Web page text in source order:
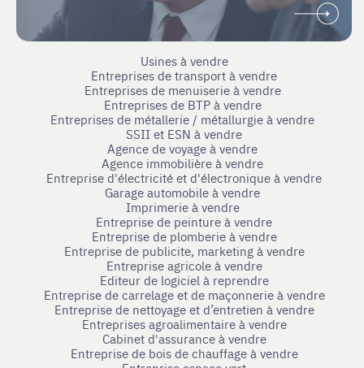
Usines à vendre
Entreprises de transport à vendre
Entreprises de menuiserie à vendre
Entreprises de BTP à vendre
Entreprises de métallerie / métallurgie à vendre
SSII et ESN à vendre
Agence de voyage à vendre
Agence immobilière à vendre
Entreprise d'électricité et d'électronique à vendre
Garage automobile à vendre
Imprimerie à vendre
Entreprise de peinture à vendre
Entreprise de plomberie à vendre
Entreprise de publicite, marketing à vendre
Entreprise agricole à vendre
Editeur de logiciel à reprendre
Entreprise de carrelage et de maçonnerie à vendre
Entreprise de nettoyage et d’entretien à vendre
Entreprises agroalimentaire à vendre
Cabinet d'assurance à vendre
Entreprise de bois de chauffage à vendre